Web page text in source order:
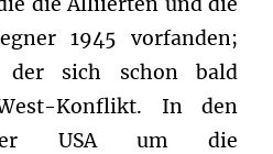
1945 vorfanden;
sich schon bald
Konflikt. In den
der USA um die